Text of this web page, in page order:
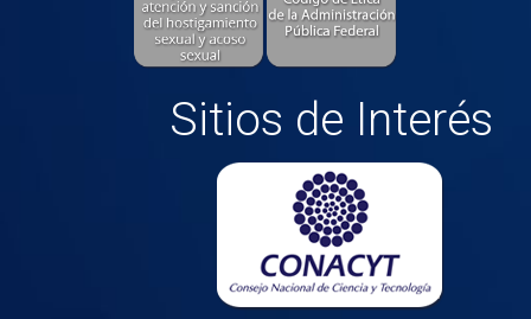
Sitios de Interés